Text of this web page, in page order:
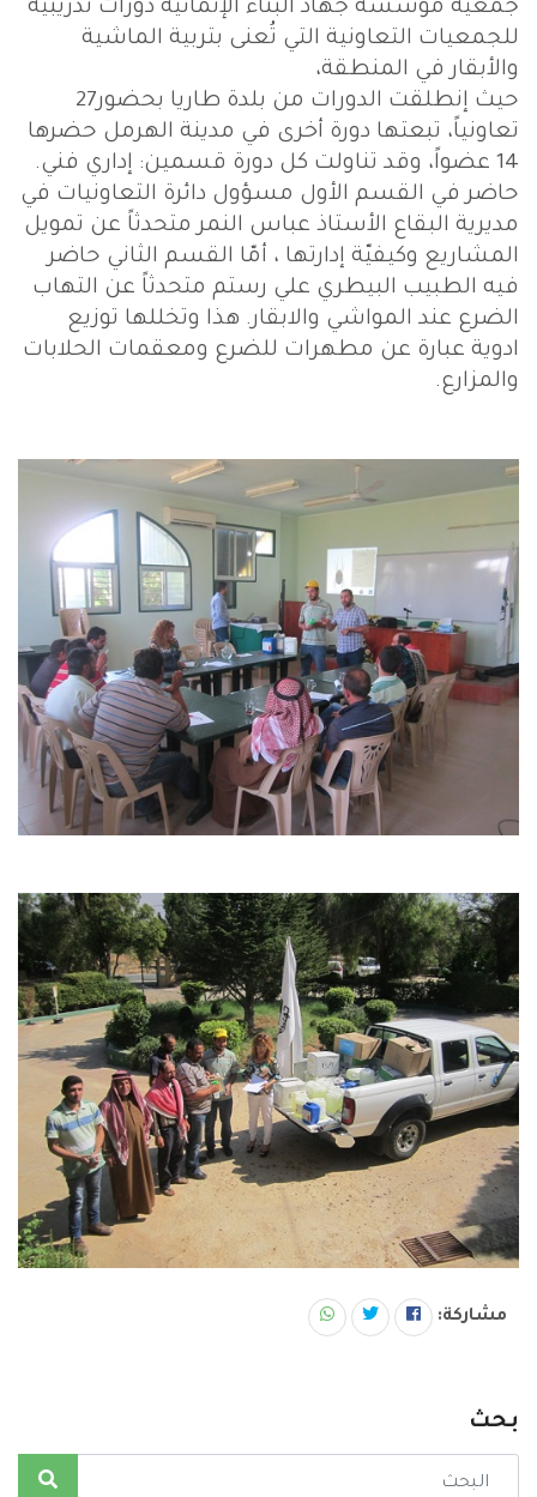
جمعية مؤسّسة جهاد البناء الإنمائية دورات تدريبيّة
للجمعيات التعاونية التي تُعنى بتربية الماشية
والأبقار في المنطقة،
حيث إنطلقت الدورات من بلدة طاريا بحضور27
تعاونياً، تبعتها دورة أخرى في مدينة الهرمل حضرها
14 عضواً، وقد تناولت كل دورة قسمين: إداري فني.
حاضر في القسم الأول مسؤول دائرة التعاونيات في
مديرية البقاع الأستاذ عباس النمر متحدثاً عن تمويل
المشاريع وكيفيّة إدارتها ، أمّا القسم الثاني حاضر
فيه الطبيب البيطري علي رستم متحدثاً عن التهاب
الضرع عند المواشي والابقار. هذا وتخللها توزيع
ادوية عبارة عن مطهرات للضرع ومعقمات الحلابات
والمزارع.
مشاركة:
بحث